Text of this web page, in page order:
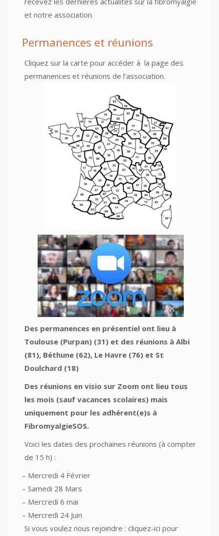
et notre association.
Permanences et réunions
Cliquez sur la carte pour accéder à la page des
permanences et réunions de l’association.
Des permanences en présentiel ont lieu à
Toulouse (Purpan) (31) et des réunions à Albi
(81), Béthune (62), Le Havre (76) et St
Doulchard (18)
Des réunions en visio sur Zoom ont lieu tous
les mois (sauf vacances scolaires) mais
uniquement pour les adhérent(e)s à
FibromyalgieSOS.
Voici les dates des prochaines réunions (à compter
de 15 h) :
– Mercredi 4 Février
– Samedi 28 Mars
– Mercredi 6 mai
– Mercredi 24 Juin
Si vous voulez nous rejoindre : cliquez-ici pour